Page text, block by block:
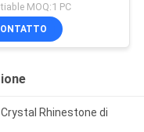
MOQ:1 PC
Rhinestone di